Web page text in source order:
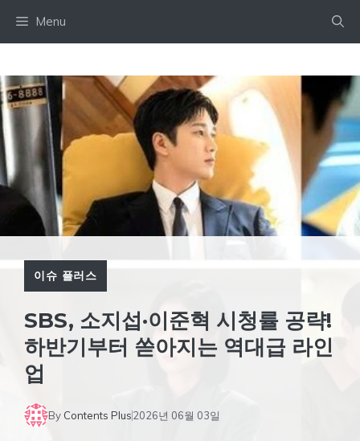
Menu
이슈 플러스
SBS, 소지섭·이준혁 시청률 공략!
하반기부터 쏟아지는 역대급 라인
업
By Contents Plus2026년 06월 03일